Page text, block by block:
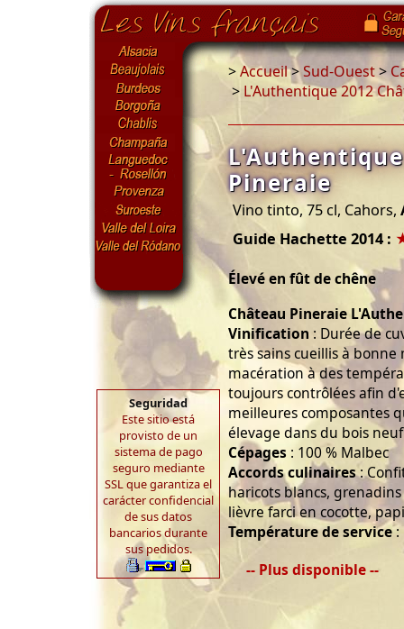
Seguridad
Este sitio está
provisto de un
sistema de pago
seguro mediante
SSL que garantiza el
carácter confidencial
de sus datos
bancarios durante
sus pedidos.
>Accueil>Sud-Ouest>
> L'Authentique 2012
Pineraie
Vino tinto, 75 cl, Cahors,
Guide Hachette 2014 :
Élevé en fût de chêne
Château Pineraie
Vinification : Durée de
très sains cueillis à
macération à des
toujours contrôlées afin
meilleures composantes
élevage dans du bois
Cépages : 100 % Malbec
Accords culinaires:
haricots blancs,
lièvre farci en cocotte,
Température de service:
-- Plus disponible --